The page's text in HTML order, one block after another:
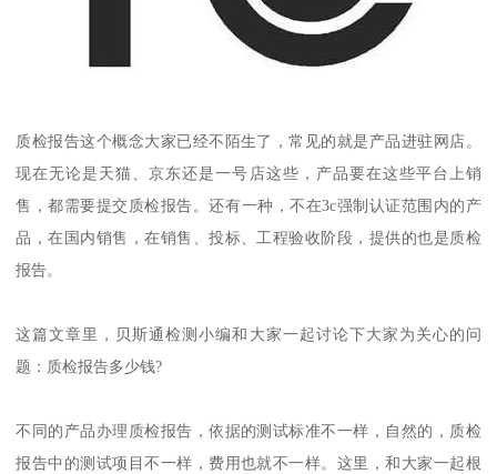
质检报告这个概念大家已经不陌生了，常见的就是产品进驻网店。
现在无论是天猫、京东还是一号店这些，产品要在这些平台上销
售，都需要提交质检报告。还有一种，不在3c强制认证范围内的产
品，在国内销售，在销售、投标、工程验收阶段，提供的也是质检
报告。
这篇文章里，贝斯通检测小编和大家一起讨论下大家为关心的问
题：质检报告多少钱?
不同的产品办理质检报告，依据的测试标准不一样，自然的，质检
报告中的测试项目不一样，费用也就不一样。这里，和大家一起根